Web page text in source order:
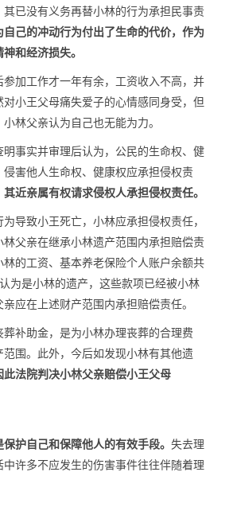
其已没有义务再替小林的行为承担民事责
自己的冲动行为付出了生命的代价，作为
和经济损失。
参加工作才一年有余，工资收入不高，并
小王父母痛失爱子的心情感同身受，但
林父亲认为自己也无能为力。
明事实并审理后认为，公民的生命权、健
害他人生命权、健康权应承担侵权责
近亲属有权请求侵权人承担侵权责任。
导致小王死亡，小林应承担侵权责任，
父亲在继承小林遗产范围内承担赔偿责
的工资、基本养老保险个人账户余额共
为是小林的遗产，这些款项已经被小林
应在上述财产范围内承担赔偿责任。
补助金，是为小林办理丧葬的合理费
围。此外，今后如发现小林有其他遗
此法院判决小林父亲赔偿小王父母
护自己和保障他人的有效手段。 失去理
许多不应发生的伤害事件往往伴随着理